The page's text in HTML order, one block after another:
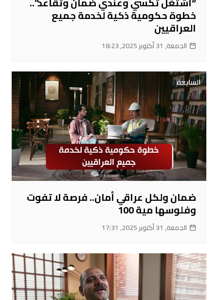
خطوة حكومية ذكية لخدمة جميع
العراقيين
الجمعة, 31 أكتوبر 2025, 18:23
ضمان ولكل عراقي أمان.. فرصة لا تفوت
وفلوسها مية 100
الجمعة, 31 أكتوبر 2025, 17:31